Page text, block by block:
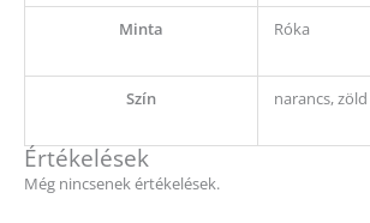
Minta Róka
Szín narancs, zöld
Értékelések
Még nincsenek értékelések.